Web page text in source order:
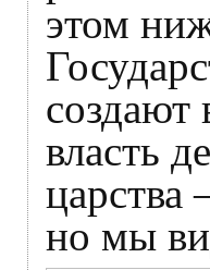
этом
создают
власть
царства
но мы